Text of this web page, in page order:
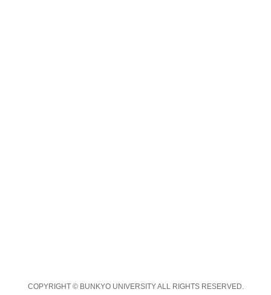
COPYRIGHT © BUNKYO UNIVERSITY ALL RIGHTS RESERVED.